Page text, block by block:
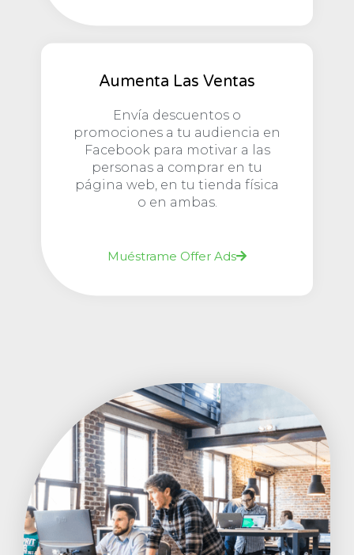
Aumenta Las Ventas
Envía descuentos o
promociones a tu audiencia en
Facebook para motivar a las
personas a comprar en tu
página web, en tu tienda física
o en ambas.
Muéstrame Offer Ads